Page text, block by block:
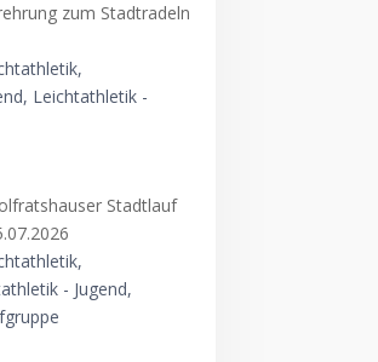
zum Stadtradeln
Leichtathletik -
Stadtlauf
- Jugend,